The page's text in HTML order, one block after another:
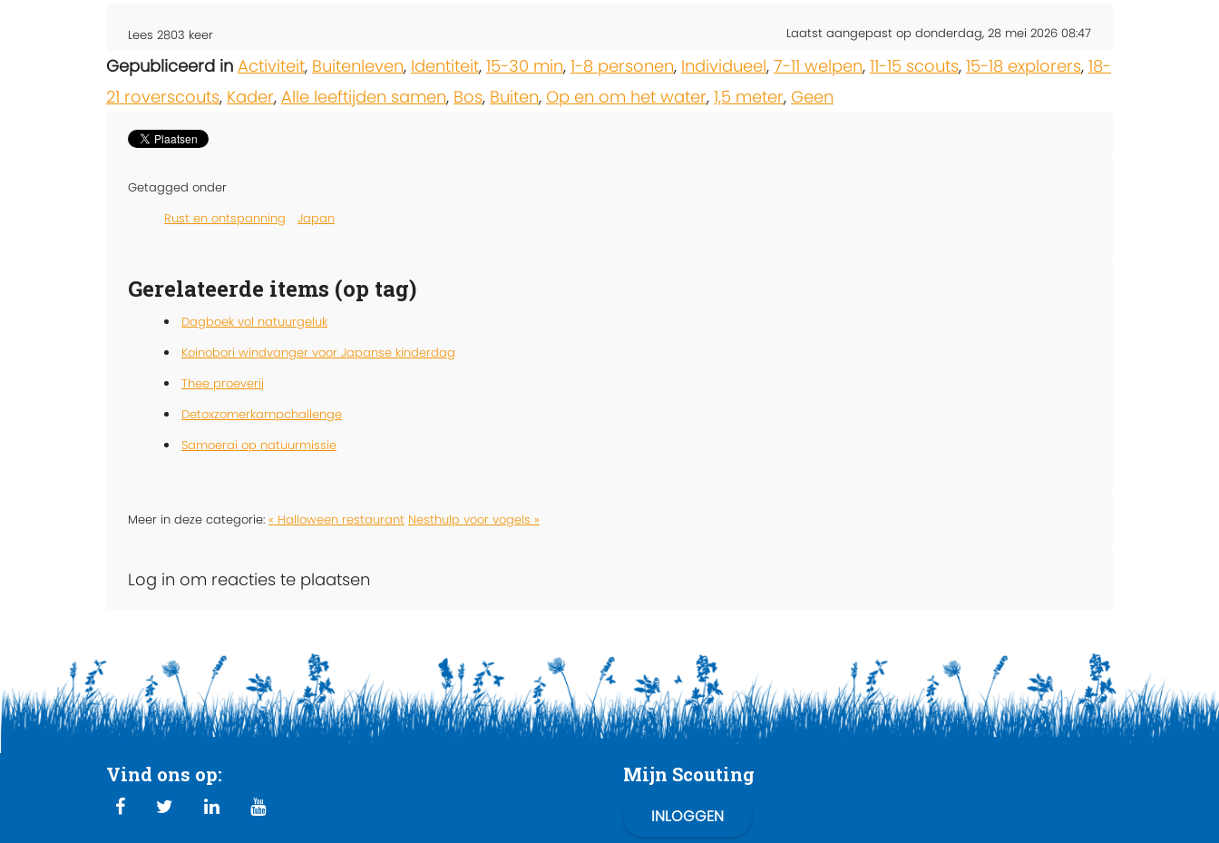
Lees 2803 keer Laatst aangepast op donderdag, 28 mei 2026 08:47
Gepubliceerd in Activiteit, Buitenleven, Identiteit, 15-30 min, 1-8 personen, Individueel, 7-11 welpen, 11-15 scouts, 15-18 explorers, 18-
21 roverscouts, Kader, Alle leeftijden samen, Bos, Buiten, Op en om het water, 1,5 meter, Geen
Getagged onder
Rust en ontspanning
Japan
Gerelateerde items (op tag)
Dagboek vol natuurgeluk
Koinobori windvanger voor Japanse kinderdag
Thee proeverij
Detoxzomerkampchallenge
Samoerai op natuurmissie
Meer in deze categorie: « Halloween restaurant Nesthulp voor vogels »
Log in om reacties te plaatsen
Vind ons op: Mijn Scouting